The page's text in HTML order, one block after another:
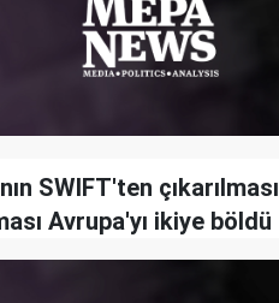
SWIFT'ten çıkarılması
Avrupa'yı ikiye böldü